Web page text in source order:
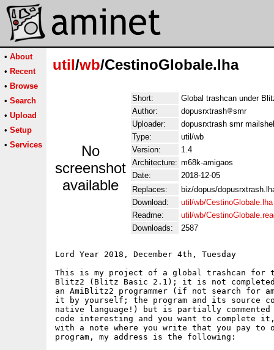
• About
• Recent
• Browse
• Search
• Upload
• Setup
• Services
util/wb/CestinoGlobale.lha
No
screenshot
available
Short:
Global trashcan under
Author:
dopusrxtrash
smr
Uploader:
dopusrxtrash smr
Type:
util/wb
Version:
1.4
Architecture: m68k-amigaos
Date:
2018-12-05
Replaces:
biz/dopus/
Download:
util/wb/CestinoGlobale.lha
Readme:
util/wb/
Downloads:
2587
Lord Year 2018, December 4th, Tuesday
This is my project of a global trashcan for
Blitz2 (Blitz Basic 2.1); it is not
an AmiBlitz2 programmer (if not search for
it by yourself; the program and its source
native language!) but is partially
code interesting and you want to complete
with a note where you write that you pay to
program, my address is the following: